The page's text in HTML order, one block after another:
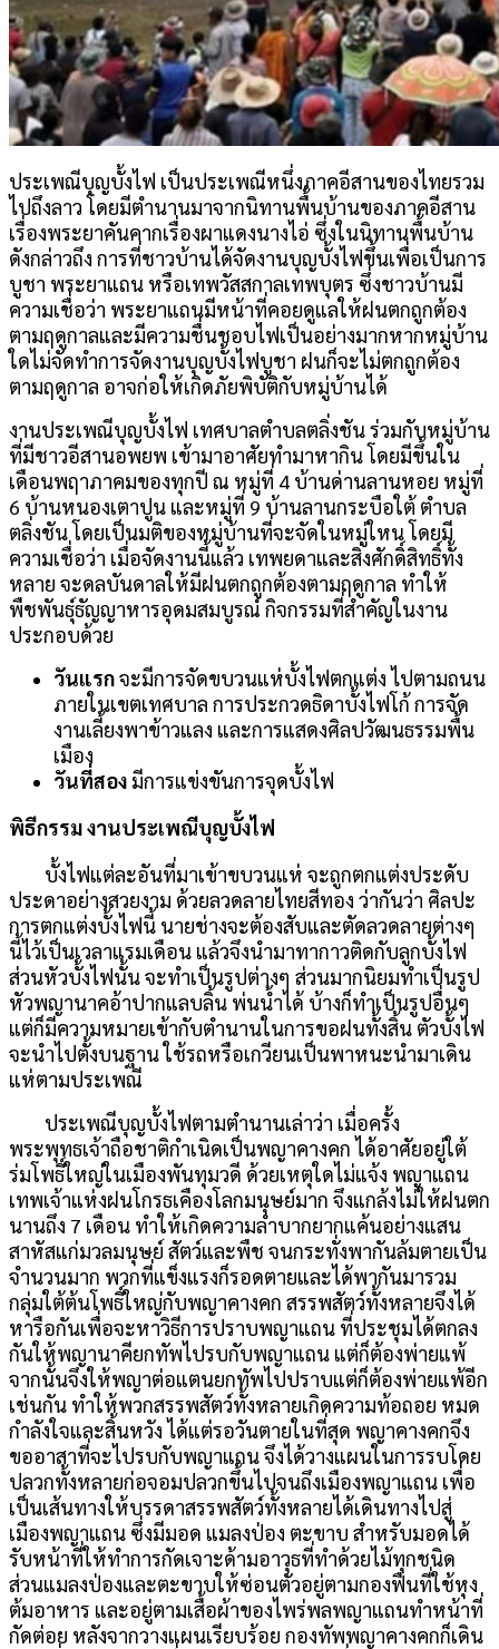
ประเพณีบุญบั้งไฟ เป็นประเพณีหนึ่งภาคอีสานของไทยรวม
ไปถึงลาว โดยมีตำนานมาจากนิทานพื้นบ้านของภาคอีสาน
เรื่องพระยาคันคากเรื่องผาแดงนางไอ่ ซึ่งในนิทานพื้นบ้าน
ดังกล่าวถึง การที่ชาวบ้านได้จัดงานบุญบั้งไฟขึ้นเพื่อเป็นการ
บูชา พระยาแถน หรือเทพวัสสกาลเทพบุตร ซึ่งชาวบ้านมี
ความเชื่อว่า พระยาแถนมีหน้าที่คอยดูแลให้ฝนตกถูกต้อง
ตามฤดูกาลและมีความชื่นชอบไฟเป็นอย่างมากหากหมู่บ้าน
ใดไม่จัดทำการจัดงานบุญบั้งไฟบูชา ฝนก็จะไม่ตกถูกต้อง
ตามฤดูกาล อาจก่อให้เกิดภัยพิบัติกับหมู่บ้านได้
งานประเพณีบุญบั้งไฟ เทศบาลตำบลตลิ่งชัน ร่วมกับหมู่บ้าน
ที่มีชาวอีสานอพยพ เข้ามาอาศัยทำมาหากิน โดยมีขึ้นใน
เดือนพฤาภาคมของทุกปี ณ หมู่ที่ 4 บ้านด่านลานหอย หมู่ที่
6 บ้านหนองเตาปูน และหมู่ที่ 9 บ้านลานกระบือใต้ ตำบล
ตลิ่งชัน โดยเป็นมติของหมู่บ้านที่จะจัดในหมู่ใหน โดยมี
ความเชื่อว่า เมื่อจัดงานนี้แล้ว เทพยดาและสิ่งศักดิ์สิทธิ์ทั้ง
หลาย จะดลบันดาลให้มีฝนตกถูกต้องตามฤดูกาล ทำให้
พืชพันธุ์ธัญญาหารอุดมสมบูรณ์ กิจกรรมที่สำคัญในงาน
ประกอบด้วย
วันแรกจะมีการจัดขบวนแห่บั้งไฟตกแต่ง ไปตามถนน
ภายในเขตเทศบาล การประกวดธิดาบั้งไฟโก้ การจัด
งานเลี้ยงพาข้าวแลง และการแสดงศิลปวัฒนธรรมพื้น
เมือง
วันที่สอง มีการแข่งขันการจุดบั้งไฟ
พิธีกรรม งานประเพณีบุญบั้งไฟ
บั้งไฟแต่ละอันที่มาเข้าขบวนแห่ จะถูกตกแต่งประดับ
ประดาอย่างสวยงาม ด้วยลวดลายไทยสีทอง ว่ากันว่า ศิลปะ
การตกแต่งบั้งไฟนี้ นายช่างจะต้องสับและตัดลวดลายต่างๆ
นี้ไว้เป็นเวลาแรมเดือน แล้วจึงนำมาทากาวติดกับลูกบั้งไฟ
ส่วนหัวบั้งไฟนั้น จะทำเป็นรูปต่างๆ ส่วนมากนิยมทำเป็นรูป
หัวพญานาคอ้าปากแลบลิ้น พ่นน้ำได้ บ้างก็ทำเป็นรูปอื่นๆ
แต่ก็มีความหมายเข้ากับตำนานในการขอฝนทั้งสิ้น ตัวบั้งไฟ
จะนำไปตั้งบนฐาน ใช้รถหรือเกวียนเป็นพาหนะนำมาเดิน
แห่ตามประเพณี
ประเพณีบุญบั้งไฟตามตำนานเล่าว่า เมื่อครั้ง
พระพุทธเจ้าถือชาติกำเนิดเป็นพญาคางคก ได้อาศัยอยู่ใต้
ร่มโพธิ์ใหญ่ในเมืองพันทุมวดี ด้วยเหตุใดไม่แจ้ง พญาแถน
เทพเจ้าแห่งฝนโกรธเคืองโลกมนุษย์มาก จึงแกล้งไม่ให้ฝนตก
นานถึง 7 เดือน ทำให้เกิดความลำบากยากแค้นอย่างแสน
สาหัสแก่มวลมนุษย์ สัตว์และพืช จนกระทั่งพากันล้มตายเป็น
จำนวนมาก พวกที่แข็งแรงก็รอดตายและได้พากันมารวม
กลุ่มใต้ต้นโพธิ์ใหญ่กับพญาคางคก สรรพสัตว์ทั้งหลายจึงได้
หารือกันเพื่อจะหาวิธีการปราบพญาแถน ที่ประชุมได้ตกลง
กันให้พญานาคียกทัพไปรบกับพญาแถน แต่ก็ต้องพ่ายแพ้
จากนั้นจึงให้พญาต่อแตนยกทัพไปปราบแต่ก็ต้องพ่ายแพ้อีก
เช่นกัน ทำให้พวกสรรพสัตว์ทั้งหลายเกิดความท้อถอย หมด
กำลังใจและสิ้นหวัง ได้แต่รอวันตายในที่สุด พญาคางคกจึง
ขออาสาที่จะไปรบกับพญาแถน จึงได้วางแผนในการรบโดย
ปลวกทั้งหลายก่อจอมปลวกขึ้นไปจนถึงเมืองพญาแถน เพื่อ
เป็นเส้นทางให้บรรดาสรรพสัตว์ทั้งหลายได้เดินทางไปสู่
เมืองพญาแถน ซึ่งมีมอด แมลงป่อง ตะขาบ สำหรับมอดได้
รับหน้าที่ให้ทำการกัดเจาะด้ามอาวุธที่ทำด้วยไม้ทุกชนิด
ส่วนแมลงป่องและตะขาบให้ซ่อนตัวอยู่ตามกองฟืนที่ใช้หุง
ต้มอาหาร และอยู่ตามเสื้อผ้าของไพร่พลพญาแถนทำหน้าที่
กัดต่อย หลังจากวางแผนเรียบร้อย กองทัพพญาคางคกก็เดิน